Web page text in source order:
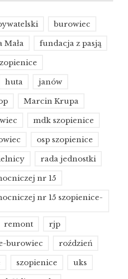
burowiec
Mała fundacja z pasją
huta janów
Marcin Krupa
mdk szopienice
osp szopienice
rada jednostki
nr 15
nr 15 szopienice-
remont rjp
burowiec roździeń
szopienice uks